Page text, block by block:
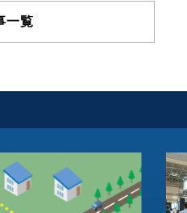
一覧